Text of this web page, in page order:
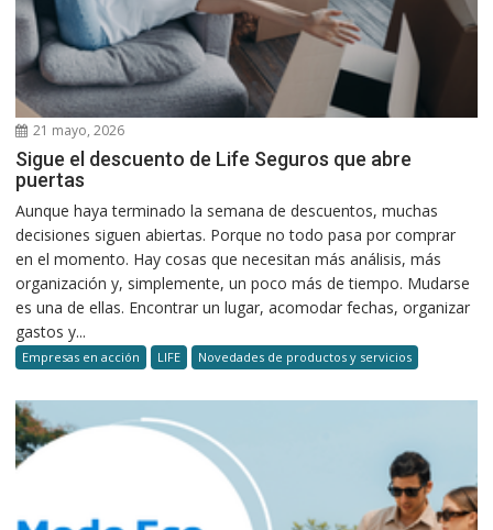
21 mayo, 2026
Sigue el descuento de Life Seguros que abre
puertas
Aunque haya terminado la semana de descuentos, muchas
decisiones siguen abiertas. Porque no todo pasa por comprar
en el momento. Hay cosas que necesitan más análisis, más
organización y, simplemente, un poco más de tiempo. Mudarse
es una de ellas. Encontrar un lugar, acomodar fechas, organizar
gastos y...
Empresas en acción LIFE Novedades de productos y servicios